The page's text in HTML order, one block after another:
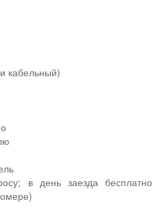
кабельный)
в день заезда бесплатно